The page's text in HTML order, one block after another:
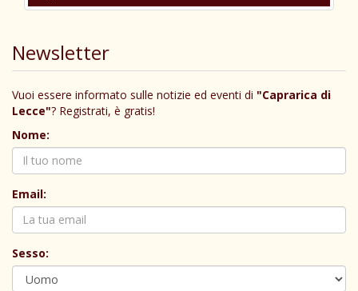
Newsletter
Vuoi essere informato sulle notizie ed eventi di "Caprarica di
Lecce"? Registrati, è gratis!
Nome:
Email:
Sesso: